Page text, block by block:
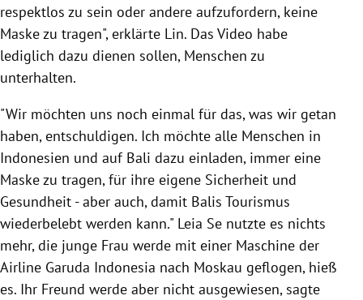
respektlos zu sein oder andere aufzufordern, keine
Maske zu tragen", erklärte Lin. Das Video habe
lediglich dazu dienen sollen, Menschen zu
unterhalten.
"Wir möchten uns noch einmal für das, was wir getan
haben, entschuldigen. Ich möchte alle Menschen in
Indonesien und auf Bali dazu einladen, immer eine
Maske zu tragen, für ihre eigene Sicherheit und
Gesundheit - aber auch, damit Balis Tourismus
wiederbelebt werden kann." Leia Se nutzte es nichts
mehr, die junge Frau werde mit einer Maschine der
Airline Garuda Indonesia nach Moskau geflogen, hieß
es. Ihr Freund werde aber nicht ausgewiesen, sagte